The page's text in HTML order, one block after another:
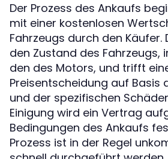
Der Prozess des Ankaufs
mit einer kostenlosen
Fahrzeugs durch den Käufer.
den Zustand des Fahrzeugs,
den des Motors, und trifft
Preisentscheidung auf Basis
und der spezifischen
Einigung wird ein Vertrag
Bedingungen des Ankaufs
Prozess ist in der Regel